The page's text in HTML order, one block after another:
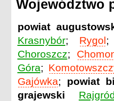
Województwo
powiat
Krasnybór; Rygol;
Choroszcz;
Góra;
Gajówka; powiat
grajewski